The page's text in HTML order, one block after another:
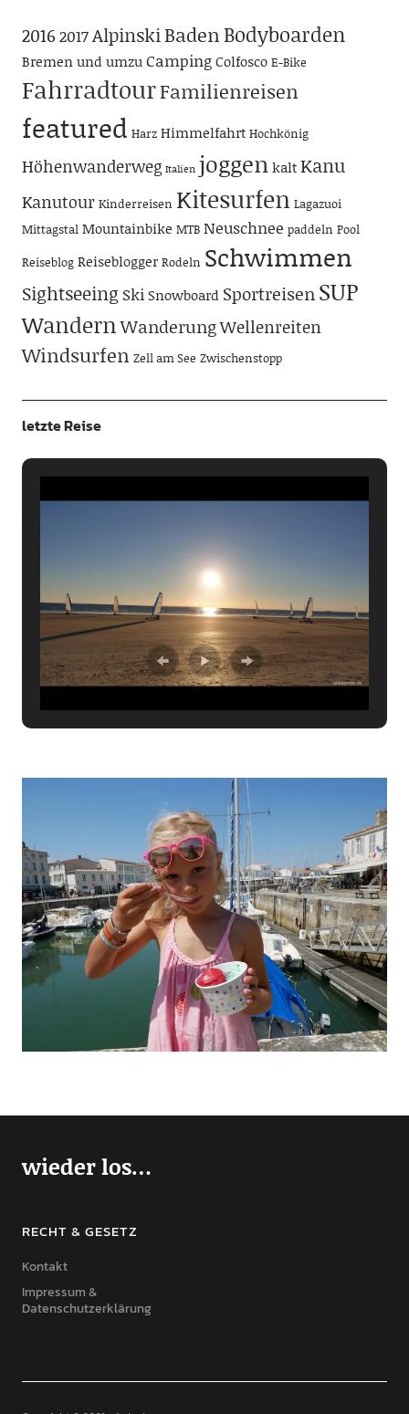
2016 2017AlpinskiBaden Bodyboarden
Bremen und umzuCampingColfosco E-Bike
FahrradtourFamilienreisen
featured Harz Himmelfahrt Hochkönig
Höhenwanderweg Italien joggenkaltKanu
Kanutour Kinderreisen Kitesurfen Lagazuoi
Mittagstal Mountainbike MTB Neuschnee paddeln Pool
Reiseblog Reiseblogger Rodeln Schwimmen
Sightseeing SkiSnowboard SportreisenSUP
WandernWanderungWellenreiten
Windsurfen Zell am See Zwischenstopp
letzte Reise
wieder los…
RECHT & GESETZ
Kontakt
Impressum &
Datenschutzerklärung